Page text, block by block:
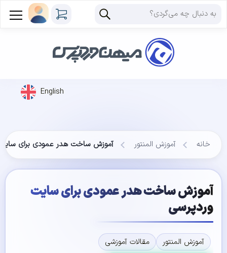
English
خانه آموزش المنتور آموزش ساخت هدر عمودی برای
آموزش ساخت هدر عمودی برای سایت
وردپرسی
آموزش المنتور
مقالات آموزشی